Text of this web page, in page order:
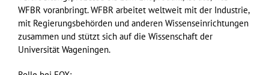
WFBR voranbringt. WFBR arbeitet weltweit mit der Industrie,
mit Regierungsbehörden und anderen Wissenseinrichtungen
zusammen und stützt sich auf die Wissenschaft der
Universität Wageningen.